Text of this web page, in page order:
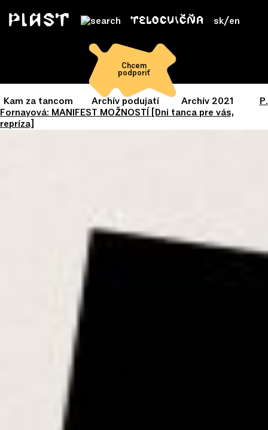
sk/en
Chcem
podporiť
Kam za tancom Archív podujatí Archív 2021
P.
Fornayová: MANIFEST MOŽNOSTÍ [Dni tanca pre vás,
repríza]